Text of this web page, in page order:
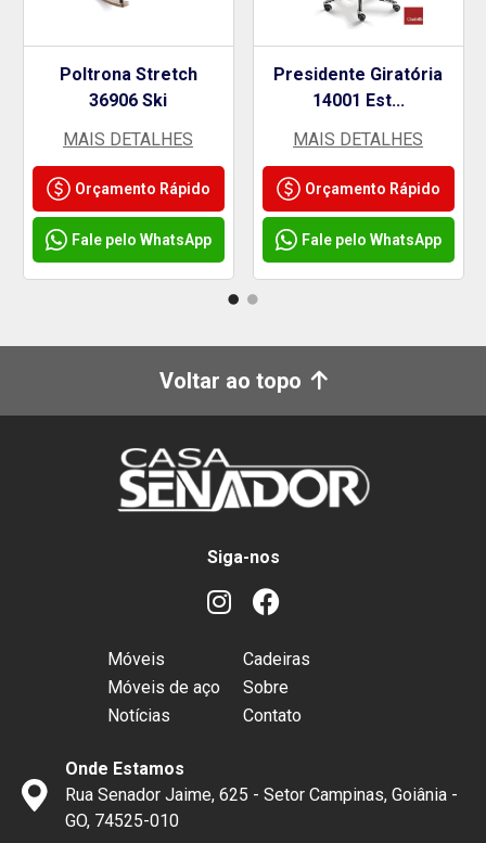
Poltrona Stretch
36906 Ski
MAIS DETALHES
Orçamento Rápido
Fale pelo WhatsApp
Presidente Giratória
14001 Est...
MAIS DETALHES
Orçamento Rápido
Fale pelo WhatsApp
Voltar ao topo
Siga-nos
Móveis
Cadeiras
Móveis de aço
Sobre
Notícias
Contato
Onde Estamos
Rua Senador Jaime, 625 - Setor Campinas, Goiânia -
GO, 74525-010